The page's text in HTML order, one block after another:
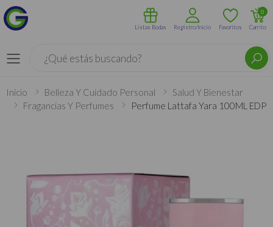
Menú
Listas Bodas Registro/Inicio Favoritos Carrito
0
Inicio Belleza Y Cuidado Personal
Salud Y Bienestar
Fragancias Y Perfumes
Perfume Lattafa Yara 100ML EDP